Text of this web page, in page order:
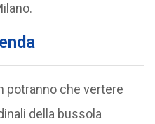
potranno che vertere
della bussola